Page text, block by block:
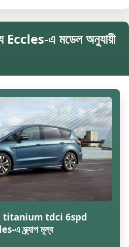
এ মডেল অনুযায়ী
titanium tdci 6spd
এ স্ক্র্যাপ মূল্য